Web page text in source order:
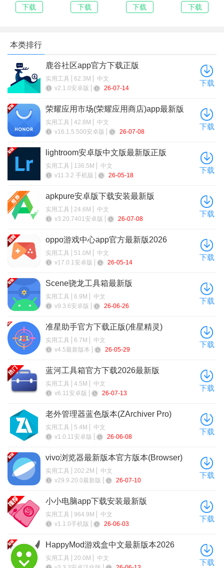
3、确认之后，软件就会自动解锁全局90帧率，这样游戏就可
以高帧率运行了；
(oppo软件商店)
最新版本2026
下载
下载正版
下载
方最新版
下载
平台软件官方版
下载
本类排行
鹿谷社区app官方下载正版
实用工具 62.3M
中文
v2.1.0安卓版
26-07-14
下载
荣耀应用市场(荣耀应用商店)app最新版
2026
实用工具 42.8M
中文
v16.1.5.500安卓版
26-07-08
下载
lightroom安卓版中文版最新版正版
实用工具 136.5M
中文
v11.3.2 手机版
26-05-18
下载
apkpure安卓版下载安装最新版
实用工具 24.6M
中文
v3.20.7401安卓版
26-07-08
下载
oppo游戏中心app官方最新版2026
实用工具 51.0M
中文
v17.0.1安卓版
26-05-14
下载
Scene骁龙工具箱最新版
实用工具 6.9M
中文
v9.3.6安卓版
26-06-26
下载
准星助手官方下载正版(准星精灵)
实用工具 6.7M
中文
v4.5最新版本
26-05-29
下载
蓝河工具箱官方下载2026最新版
实用工具 4.5M
中文
v6.11安卓版
26-07-13
下载
老外管理器蓝色版本(ZArchiver Pro)
实用工具 5.4M
中文
v1.0.11安卓版
26-06-08
下载
vivo浏览器最新版本官方版本(Browser)
实用工具 202.2M
中文
v29.9.20.0最新版
26-07-10
下载
小小电脑app下载安装最新版
实用工具 964.9M
中文
v1.1.0手机版
26-06-03
下载
HappyMod游戏盒中文最新版本2026
实用工具 20.0M
中文
下载